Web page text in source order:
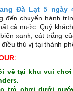
Đà Lạt 5 ngày
đến chuyến hành
cả nước. Quý
xanh, cát trắng
thú vị tại thành
về tại khu vui
trò chơi dưới